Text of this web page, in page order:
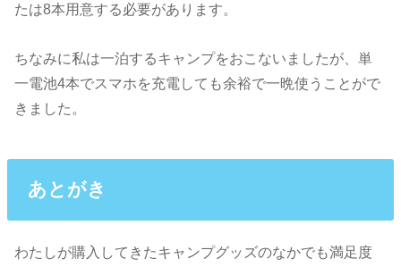
たは8本用意する必要があります。
ちなみに私は一泊するキャンプをおこないましたが、単
一電池4本でスマホを充電しても余裕で一晩使うことがで
きました。
あとがき
わたしが購入してきたキャンプグッズのなかでも満足度